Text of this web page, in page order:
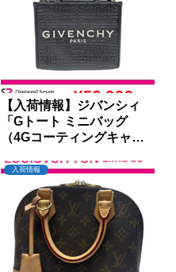
【入荷情報】ジバンシィ
「Gトート ミニバッグ
（4Gコーティングキャン
買取りしました｜ダイヤモ
ンドセブン
入荷情報